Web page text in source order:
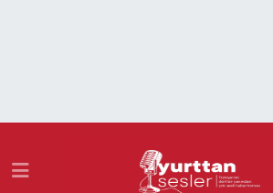
Namaz Vakitleri